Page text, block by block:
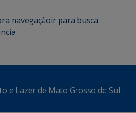
navegaçãoir para busca
e Lazer de Mato Grosso do Sul